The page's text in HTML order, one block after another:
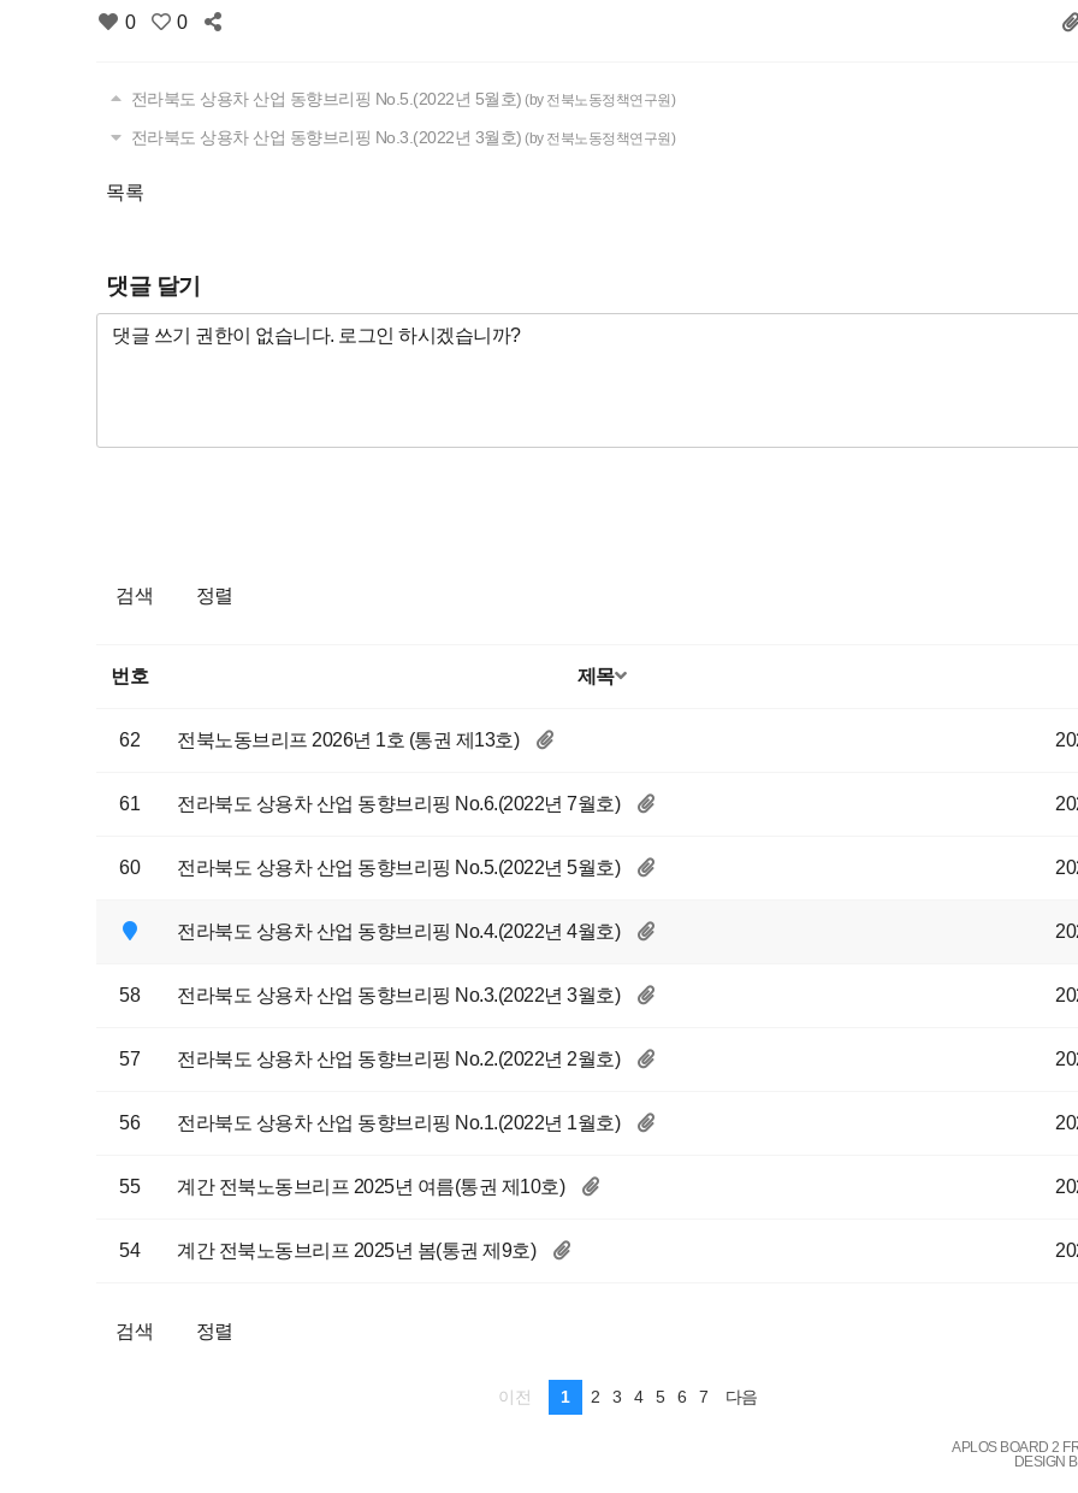
0 0
전라북도 상용차 산업 동향브리핑 No.5.(2022년 5월호) (by 전북노동정책연구원)
전라북도 상용차 산업 동향브리핑 No.3.(2022년 3월호) (by 전북노동정책연구원)
목록
댓글 달기
검색 정렬
번호 제목
62 전북노동브리프 2026년 1호 (통권 제13호)
61 전라북도 상용차 산업 동향브리핑 No.6.(2022년 7월호)
60 전라북도 상용차 산업 동향브리핑 No.5.(2022년 5월호)
전라북도 상용차 산업 동향브리핑 No.4.(2022년 4월호)
58 전라북도 상용차 산업 동향브리핑 No.3.(2022년 3월호)
57 전라북도 상용차 산업 동향브리핑 No.2.(2022년 2월호)
56 전라북도 상용차 산업 동향브리핑 No.1.(2022년 1월호)
55 계간 전북노동브리프 2025년 여름(통권 제10호)
54 계간 전북노동브리프 2025년 봄(통권 제9호)
검색 정렬
이전 1 2 3 4 5 6 7 다음
APLOS BOARD 2
DESIGN